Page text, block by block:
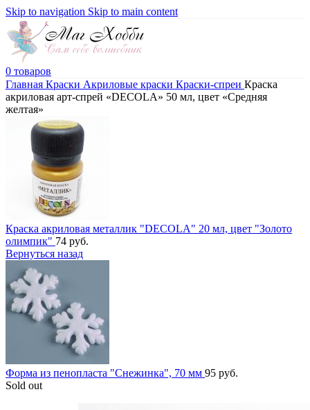
Skip to navigation Skip to main content
0 товаров
Главная Краски Акриловые краски Краски-спреи Краска
акриловая арт-спрей «DECOLA» 50 мл, цвет «Средняя
желтая»
Краска акриловая металлик "DECOLA" 20 мл, цвет "Золото
олимпик" 74 руб.
Вернуться назад
Форма из пенопласта "Снежинка", 70 мм 95 руб.
Sold out